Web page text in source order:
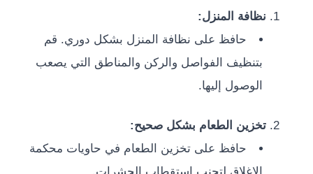
نظافة المنزل:
حافظ على نظافة المنزل بشكل دوري. قم
بتنظيف الفواصل والركن والمناطق التي يصعب
الوصول إليها.
تخزين الطعام بشكل صحيح:
حافظ على تخزين الطعام في حاويات محكمة